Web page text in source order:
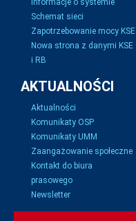
Informacje o systemie
Schemat sieci
Zapotrzebowanie mocy KSE
Nowa strona z danymi KSE
i RB
AKTUALNOŚCI
Aktualności
Komunikaty OSP
Komunikaty UMM
Zaangażowanie społeczne
Kontakt do biura
prasowego
Newsletter